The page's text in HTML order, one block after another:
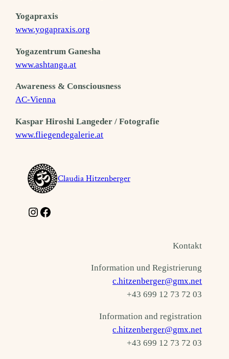
Yogapraxis
www.yogapraxis.org
Yogazentrum Ganesha
www.ashtanga.at
Awareness & Consciousness
AC-Vienna
Kaspar Hiroshi Langeder / Fotografie
www.fliegendegalerie.at
Claudia Hitzenberger
Instagram Facebook
Kontakt
Information und Registrierung
c.hitzenberger@gmx.net
+43 699 12 73 72 03
Information and registration
c.hitzenberger@gmx.net
+43 699 12 73 72 03